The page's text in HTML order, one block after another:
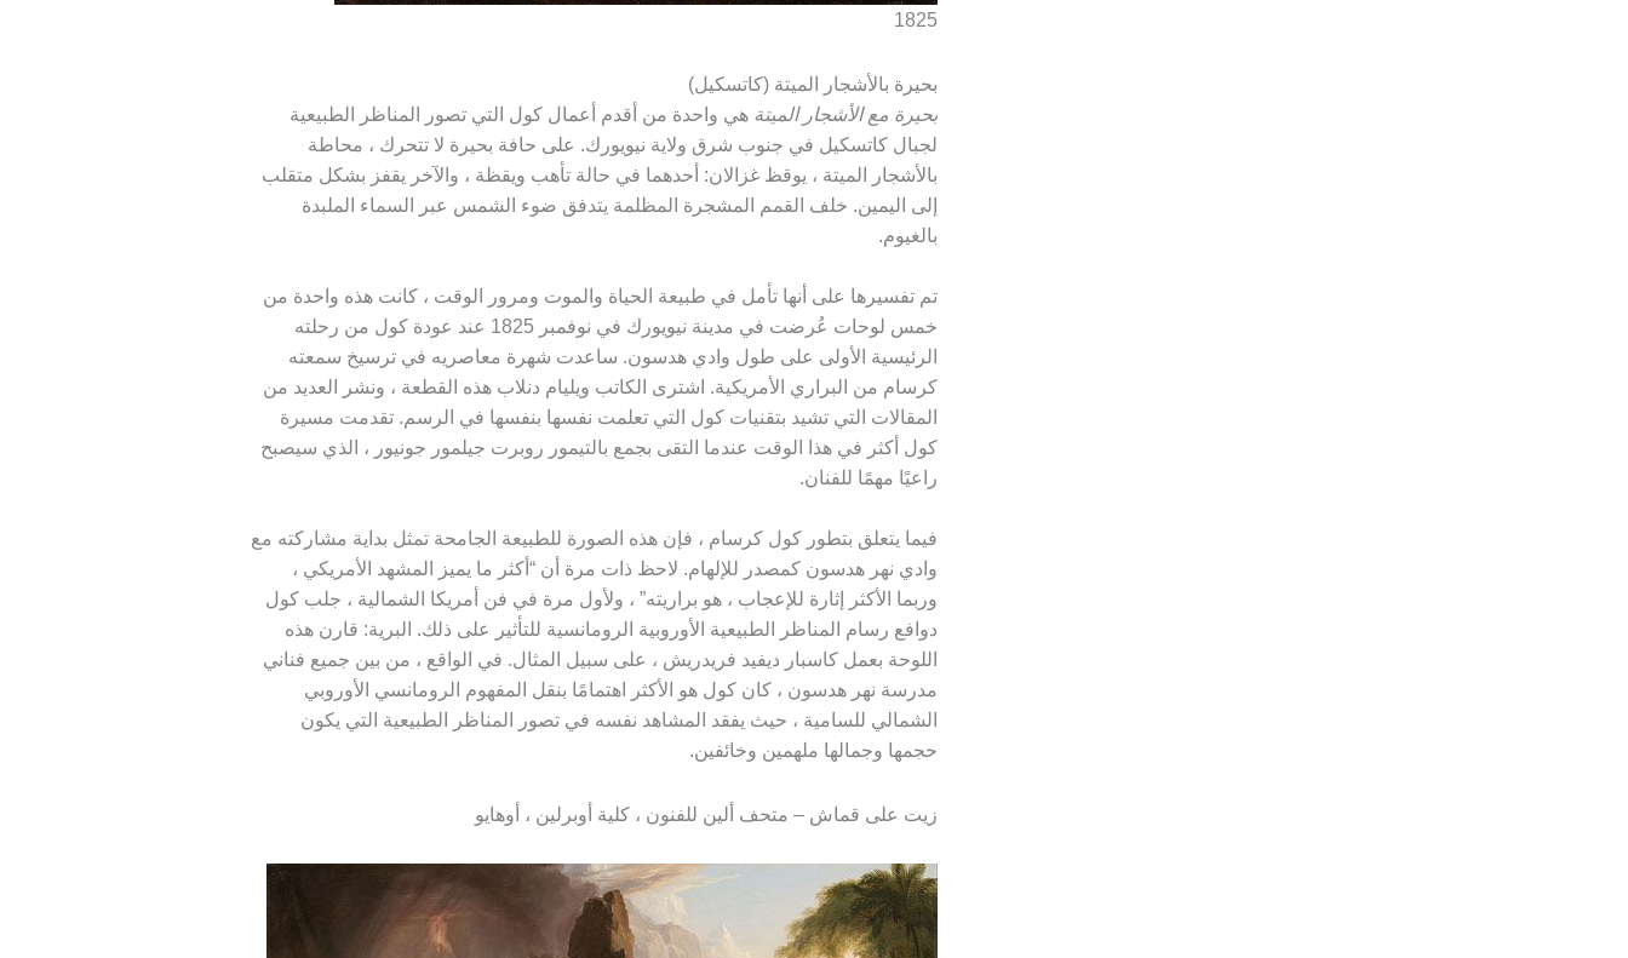
1825
بحيرة بالأشجار الميتة (كاتسكيل)
بحيرة مع الأشجار الميتة هي واحدة من أقدم أعمال كول التي تصور المناظر الطبيعية
لجبال كاتسكيل في جنوب شرق ولاية نيويورك. على حافة بحيرة لا تتحرك ، محاطة
بالأشجار الميتة ، يوقظ غزالان: أحدهما في حالة تأهب ويقظة ، والآخر يقفز بشكل متقلب
إلى اليمين. خلف القمم المشجرة المظلمة يتدفق ضوء الشمس عبر السماء الملبدة
بالغيوم.
تم تفسيرها على أنها تأمل في طبيعة الحياة والموت ومرور الوقت ، كانت هذه واحدة من
خمس لوحات عُرضت في مدينة نيويورك في نوفمبر 1825 عند عودة كول من رحلته
الرئيسية الأولى على طول وادي هدسون. ساعدت شهرة معاصريه في ترسيخ سمعته
كرسام من البراري الأمريكية. اشترى الكاتب ويليام دنلاب هذه القطعة ، ونشر العديد من
المقالات التي تشيد بتقنيات كول التي تعلمت نفسها بنفسها في الرسم. تقدمت مسيرة
كول أكثر في هذا الوقت عندما التقى بجمع بالتيمور روبرت جيلمور جونيور ، الذي سيصبح
راعيًا مهمًا للفنان.
فيما يتعلق بتطور كول كرسام ، فإن هذه الصورة للطبيعة الجامحة تمثل بداية مشاركته مع
وادي نهر هدسون كمصدر للإلهام. لاحظ ذات مرة أن “أكثر ما يميز المشهد الأمريكي ،
وربما الأكثر إثارة للإعجاب ، هو براريته” ، ولأول مرة في فن أمريكا الشمالية ، جلب كول
دوافع رسام المناظر الطبيعية الأوروبية الرومانسية للتأثير على ذلك. البرية: قارن هذه
اللوحة بعمل كاسبار ديفيد فريدريش ، على سبيل المثال. في الواقع ، من بين جميع فناني
مدرسة نهر هدسون ، كان كول هو الأكثر اهتمامًا بنقل المفهوم الرومانسي الأوروبي
الشمالي للسامية ، حيث يفقد المشاهد نفسه في تصور المناظر الطبيعية التي يكون
حجمها وجمالها ملهمين وخائفين.
زيت على قماش – متحف ألين للفنون ، كلية أوبرلين ، أوهايو